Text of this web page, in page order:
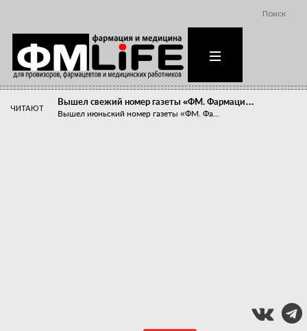
Поиск
ЧИТАЮТ
Вышел свежий номер газеты «ФМ. Фармаци…
Вышел июньский номер газеты «ФМ. Фа...